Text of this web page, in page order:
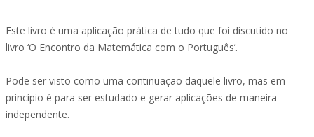
Este livro é uma aplicação prática de tudo que foi discutido no
livro ‘O Encontro da Matemática com o Português’.
Pode ser visto como uma continuação daquele livro, mas em
princípio é para ser estudado e gerar aplicações de maneira
independente.